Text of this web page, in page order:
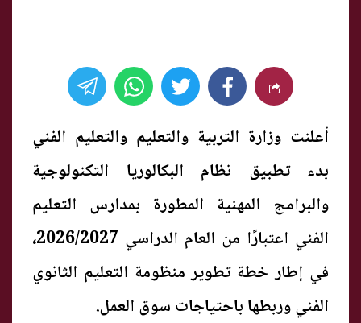
أعلنت وزارة التربية والتعليم والتعليم الفني
بدء تطبيق نظام البكالوريا التكنولوجية
والبرامج المهنية المطورة بمدارس التعليم
الفني اعتبارًا من العام الدراسي 2026/2027،
في إطار خطة تطوير منظومة التعليم الثانوي
الفني وربطها باحتياجات سوق العمل.